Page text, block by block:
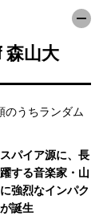
森山大
うちランダム
パイア源に、長
する音楽家・山
強烈なインパク
誕生